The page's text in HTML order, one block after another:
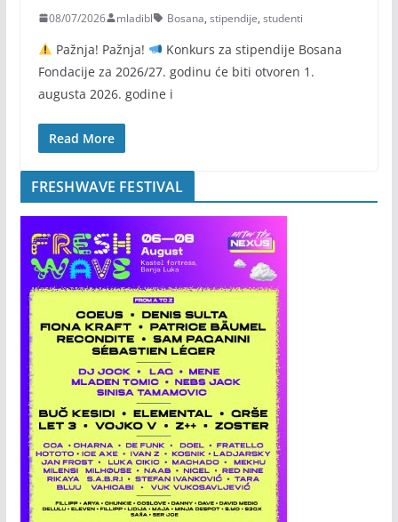
08/07/2026 mladibl Bosana, stipendije, studenti
Pažnja! Pažnja!
Konkurs za stipendije Bosana
Fondacije za 2026/27. godinu će biti otvoren 1.
augusta 2026. godine i
Read More
FRESHWAVE FESTIVAL